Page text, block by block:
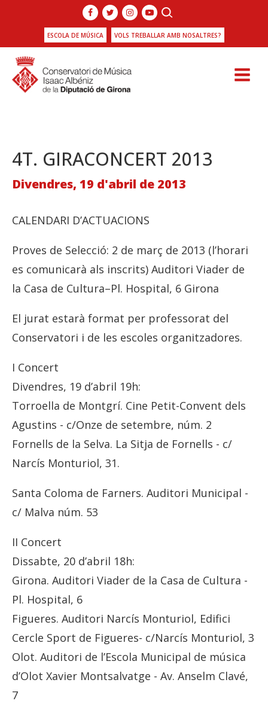
ESCOLA DE MÚSICA VOLS TREBALLAR AMB NOSALTRES?
4T. GIRACONCERT 2013
Divendres, 19 d'abril de 2013
CALENDARI D’ACTUACIONS
Proves de Selecció: 2 de març de 2013 (l’horari
es comunicarà als inscrits) Auditori Viader de
la Casa de Cultura–Pl. Hospital, 6 Girona
El jurat estarà format per professorat del
Conservatori i de les escoles organitzadores.
I Concert
Divendres, 19 d’abril 19h:
Torroella de Montgrí. Cine Petit-Convent dels
Agustins - c/Onze de setembre, núm. 2
Fornells de la Selva. La Sitja de Fornells - c/
Narcís Monturiol, 31.
Santa Coloma de Farners. Auditori Municipal -
c/ Malva núm. 53
II Concert
Dissabte, 20 d’abril 18h:
Girona. Auditori Viader de la Casa de Cultura -
Pl. Hospital, 6
Figueres. Auditori Narcís Monturiol, Edifici
Cercle Sport de Figueres- c/Narcís Monturiol, 3
Olot. Auditori de l’Escola Municipal de música
d’Olot Xavier Montsalvatge - Av. Anselm Clavé,
7